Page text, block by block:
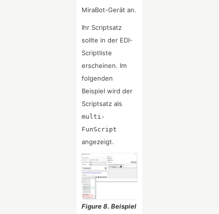
MiraBot-Gerät an.
Ihr Scriptsatz
sollte in der EDI-
Scriptliste
erscheinen. Im
folgenden
Beispiel wird der
Scriptsatz als
multi-
FunScript
angezeigt.
Figure 8. Beispiel